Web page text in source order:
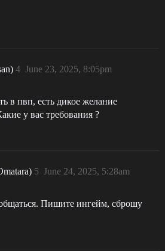
June 23, 2025, 8:05pm
4
в пвп, есть дикое желание
у вас требования ?
June 24, 2025, 5:28am
5
Пишите ингейм, сброшу